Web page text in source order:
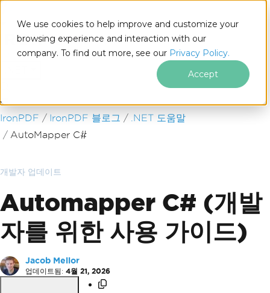
We use cookies to help improve and customize your
browsing experience and interaction with our
company. To find out more, see our Privacy Policy.
Accept
푸터 콘텐츠로 바로가기
IronPDF IronPDF 블로그
.NET 도움말
AutoMapper C#
개발자 업데이트
Automapper C# (개발
자를 위한 사용 가이드)
Jacob Mellor
업데이트됨: 4월 21, 2026